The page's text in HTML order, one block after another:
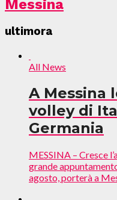
Messina
ultimora
All News
A Messina
volley di
Germania
MESSINA – Cresce
grande
agosto, porterà a